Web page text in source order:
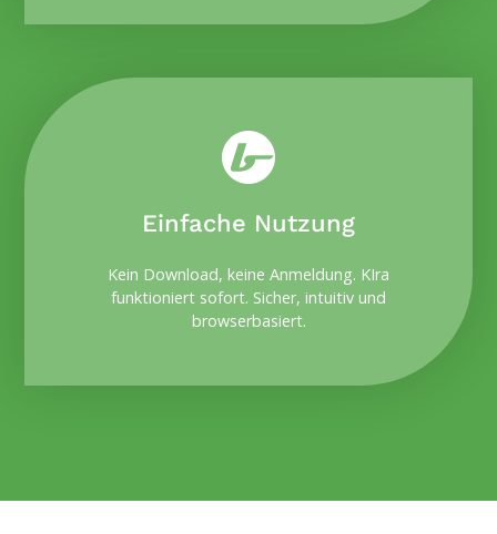
Einfache Nutzung
Kein Download, keine Anmeldung. KIra
funktioniert sofort. Sicher, intuitiv und
browserbasiert.